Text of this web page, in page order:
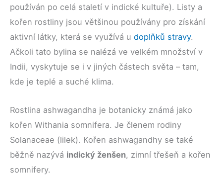
používán po celá staletí v indické kultuře). Listy a
kořen rostliny jsou většinou používány pro získání
aktivní látky, která se využívá u doplňků stravy.
Ačkoli tato bylina se nalézá ve velkém množství v
Indii, vyskytuje se i v jiných částech světa – tam,
kde je teplé a suché klima.
Rostlina ashwagandha je botanicky známá jako
kořen Withania somnifera. Je členem rodiny
Solanaceae (lilek). Kořen ashwagandhy se také
běžně nazývá indický ženšen, zimní třešeň a kořen
somnifery.